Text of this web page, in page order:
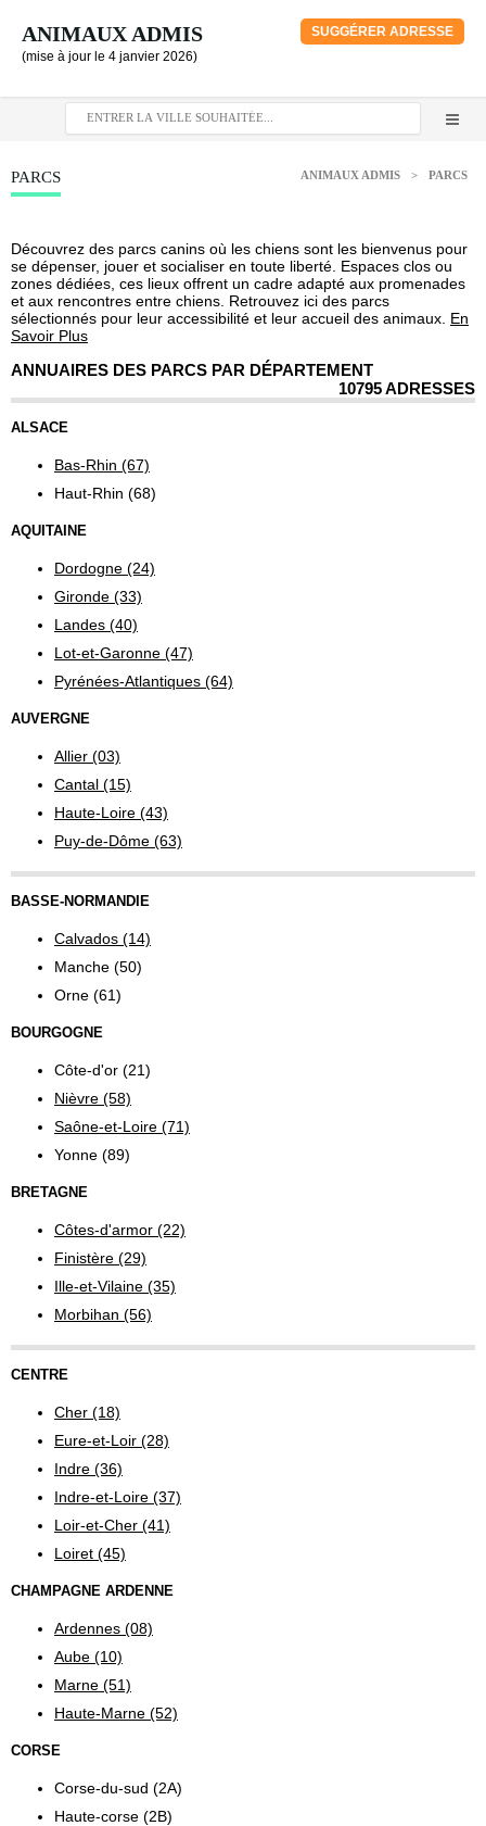
ANIMAUX ADMIS
(mise à jour le 4 janvier 2026)
SUGGÉRER ADRESSE
PARCS ANIMAUX ADMIS > PARCS
Découvrez des parcs canins où les chiens sont les bienvenus pour
se dépenser, jouer et socialiser en toute liberté. Espaces clos ou
zones dédiées, ces lieux offrent un cadre adapté aux promenades
et aux rencontres entre chiens. Retrouvez ici des parcs
sélectionnés pour leur accessibilité et leur accueil des animaux. En
Savoir Plus
ANNUAIRES DES PARCS PAR DÉPARTEMENT
10795 ADRESSES
ALSACE
Bas-Rhin (67)
Haut-Rhin (68)
AQUITAINE
Dordogne (24)
Gironde (33)
Landes (40)
Lot-et-Garonne (47)
Pyrénées-Atlantiques (64)
AUVERGNE
Allier (03)
Cantal (15)
Haute-Loire (43)
Puy-de-Dôme (63)
BASSE-NORMANDIE
Calvados (14)
Manche (50)
Orne (61)
BOURGOGNE
Côte-d'or (21)
Nièvre (58)
Saône-et-Loire (71)
Yonne (89)
BRETAGNE
Côtes-d'armor (22)
Finistère (29)
Ille-et-Vilaine (35)
Morbihan (56)
CENTRE
Cher (18)
Eure-et-Loir (28)
Indre (36)
Indre-et-Loire (37)
Loir-et-Cher (41)
Loiret (45)
CHAMPAGNE ARDENNE
Ardennes (08)
Aube (10)
Marne (51)
Haute-Marne (52)
CORSE
Corse-du-sud (2A)
Haute-corse (2B)